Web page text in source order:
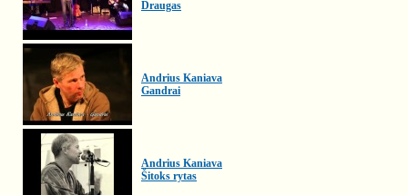
Draugas
Andrius Kaniava
Gandrai
Andrius Kaniava
Šitoks rytas